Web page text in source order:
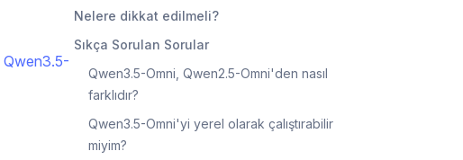
Qwen3.5-
Nelere dikkat edilmeli?
Sıkça Sorulan Sorular
Qwen3.5-Omni, Qwen2.5-Omni'den nasıl
farklıdır?
Qwen3.5-Omni'yi yerel olarak çalıştırabilir
miyim?